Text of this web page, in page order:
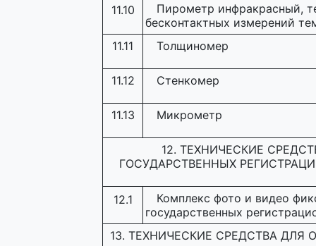
11.10
Пирометр инфракрасный,
бесконтактных измерений
11.11
Толщиномер
11.12 Стенкомер
11.13 Микрометр
12. ТЕХНИЧЕСКИЕ
ГОСУДАРСТВЕННЫХ
12.1
Комплекс фото и видео
государственных
13. ТЕХНИЧЕСКИЕ СРЕДСТВА